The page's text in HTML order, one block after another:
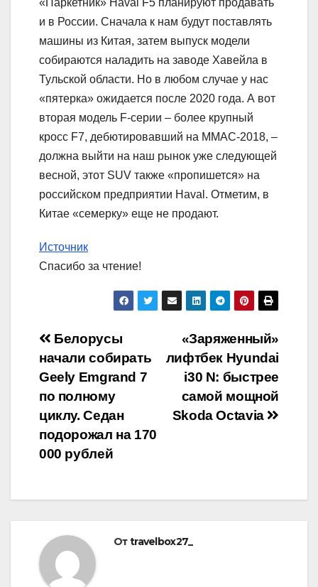
«Паркетник» Haval F5 планируют продавать
и в России. Сначала к нам будут поставлять
машины из Китая, затем выпуск модели
собираются наладить на заводе Хавейла в
Тульской области. Но в любом случае у нас
«пятерка» ожидается после 2020 года. А вот
вторая модель F-серии – более крупный
кросс F7, дебютировавший на ММАС-2018, –
должна выйти на наш рынок уже следующей
весной, этот SUV также «пропишется» на
российском предприятии Haval. Отметим, в
Китае «семерку» еще не продают.
Источник
Спасибо за чтение!
Навигация
по
записям
«Заряженный»
лифтбек Hyundai
i30 N: быстрее
самой мощной
Skoda Octavia
Белорусы
начали собирать
Geely Emgrand 7
по полному
циклу. Седан
подорожал на 170
000 рублей
Отtravelbox27_